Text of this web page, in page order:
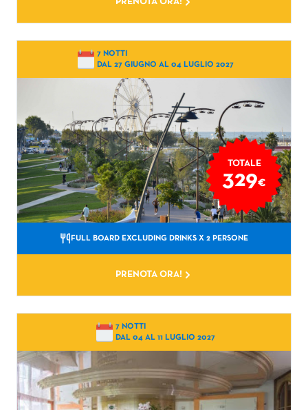
7 NOTTI
DAL 27 GIUGNO AL 04 LUGLIO 2027
TOTALE
329€
FULL BOARD EXCLUDING DRINKS X 2 PERSONE
PRENOTA ORA!
7 NOTTI
DAL 04 AL 11 LUGLIO 2027